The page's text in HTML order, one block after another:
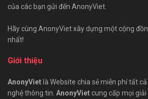
của các bạn gửi đến AnonyViet.
Hãy cùng AnonyViet xây dựng một cộng
nhất!
Giới thiệu
AnonyVietlà Website chia sẻ miễn phí tất
nghệ thông tin. AnonyViet cung cấp mọi